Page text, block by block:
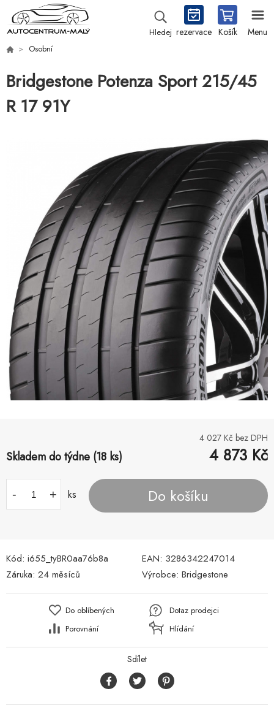
Hledej rezervace Košík Menu
Osobní
Bridgestone Potenza Sport 215/45
R 17 91Y
4 027 Kč bez DPH
Skladem do týdne (18 ks) 4 873 Kč
- + ks Do košíku
Kód: i655_tyBR0aa76b8a EAN: 3286342247014
Záruka: 24 měsíců Výrobce: Bridgestone
Do oblíbených
Porovnání
Dotaz prodejci
Hlídání
Sdílet